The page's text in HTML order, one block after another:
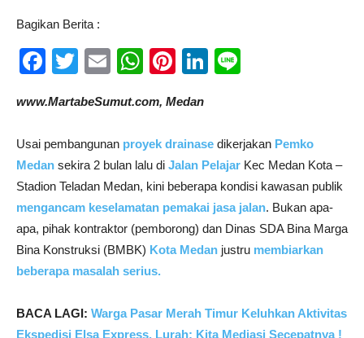
Bagikan Berita :
Facebook
Twitter
EmailWhatsApp
Pinterest
LinkedIn
www.MartabeSumut.com, Medan
Usai pembangunan proyek drainase dikerjakan Pemko
Medan sekira 2 bulan lalu di Jalan Pelajar Kec Medan Kota –
Stadion Teladan Medan, kini beberapa kondisi kawasan publik
mengancam keselamatan pemakai jasa jalan. Bukan apa-
apa, pihak kontraktor (pemborong) dan Dinas SDA Bina Marga
Bina Konstruksi (BMBK) Kota Medan justru membiarkan
beberapa masalah serius.
BACA LAGI: Warga Pasar Merah Timur Keluhkan Aktivitas
Ekspedisi Elsa Express, Lurah: Kita Mediasi Secepatnya !